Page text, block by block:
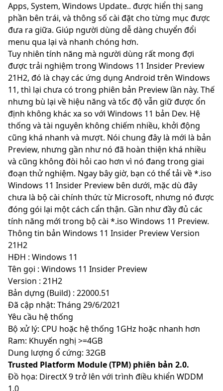
Apps, System, Windows Update.. được hiển thị sang
phần bên trái, và thông số cài đặt cho từng mục được
đưa ra giữa. Giúp người dùng dễ dàng chuyển đổi
menu qua lại và nhanh chóng hơn.
Tuy nhiên tính năng mà người dùng rất mong đợi
được trải nghiệm trong Windows 11 Insider Preview
21H2, đó là chạy các ứng dụng Android trên Windows
11, thì lại chưa có trong phiên bản Preview lần này. Thế
nhưng bù lại về hiệu năng và tốc độ vẫn giữ được ổn
định không khác xa so với Windows 11 bản Dev. Hệ
thống và tài nguyên không chiếm nhiều, khởi động
cũng khá nhanh và mượt. Nói chung đây là mới là bản
Preview, nhưng gần như nó đã hoàn thiện khá nhiều
và cũng không đòi hỏi cao hơn vì nó đang trong giai
đoạn thử nghiệm. Ngay bây giờ, bạn có thể tải về *.iso
Windows 11 Insider Preview bên dưới, mặc dù đây
chưa là bộ cài chính thức từ Microsoft, nhưng nó được
đóng gói lại một cách cẩn thận. Gần như đầy đủ các
tính năng mới trong bộ cài *.iso Windows 11 Preview.
Thông tin bản Windows 11 Insider Preview Version
21H2
HĐH : Windows 11
Tên gọi : Windows 11 Insider Preview
Version : 21H2
Bản dựng (Build) : 22000.51
Đã cập nhật: Tháng 29/6/2021
Yêu cầu hệ thống
Bộ xử lý: CPU hoặc hệ thống 1GHz hoặc nhanh hơn
Ram: Khuyến nghị >=4GB
Dung lượng ổ cứng: 32GB
Trusted Platform Module (TPM) phiên bản 2.0.
Đồ họa: DirectX 9 trở lên với trình điều khiển WDDM
1.0